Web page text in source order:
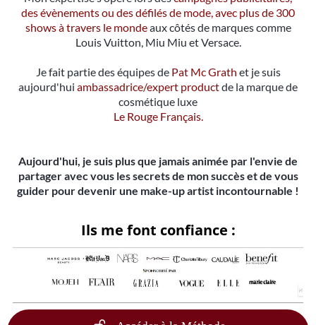
des évènements ou des défilés de mode, avec plus de 300
shows à travers le mondeaux côtés de marques comme
Louis Vuitton, Miu Miu et Versace.
Je fait partie des équipes de Pat Mc Grath et je suis
aujourd'hui ambassadrice/expert productde la marque de
cosmétique luxe
Le Rouge Français.
Aujourd'hui, je suis plus que jamais animée par l'envie de
partager avec vous les secrets de mon succès et de vous
guider pour devenir une make-up artist incontournable !
Ils me font confiance :